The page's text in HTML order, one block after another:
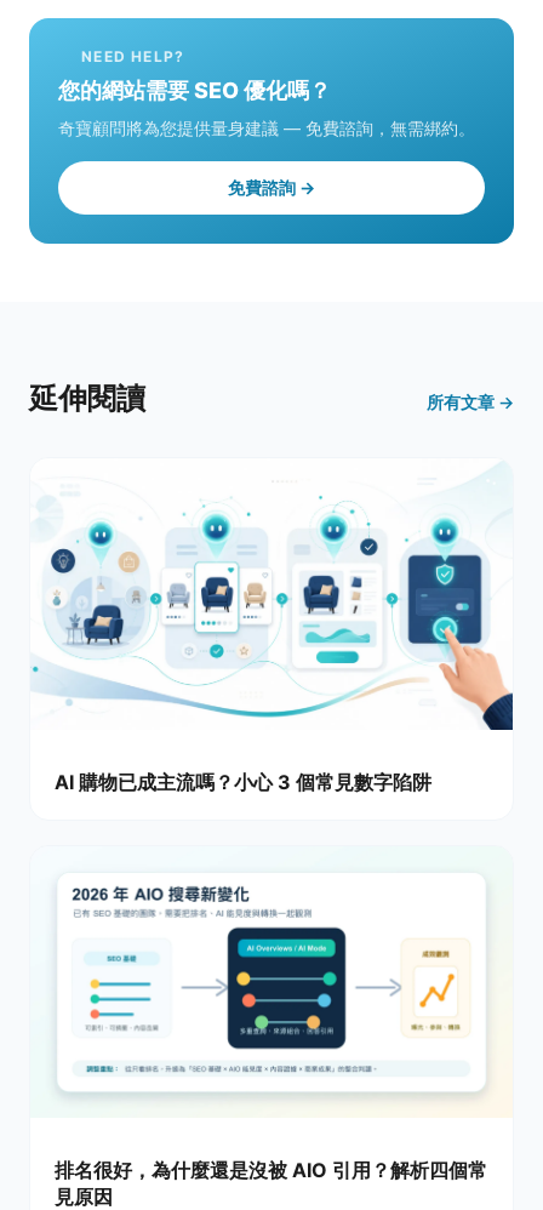
NEED HELP?
您的網站需要 SEO 優化嗎？
奇寶顧問將為您提供量身建議 — 免費諮詢，無需綁約。
免費諮詢 →
延伸閱讀 所有文章 →
AI 購物已成主流嗎？小心 3 個常見數字陷阱
排名很好，為什麼還是沒被 AIO 引用？解析四個常
見原因